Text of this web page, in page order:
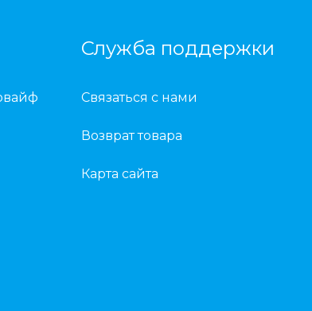
Служба поддержки
Связаться с нами
Возврат товара
Карта сайта